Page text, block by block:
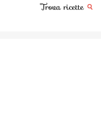
Trova ricette